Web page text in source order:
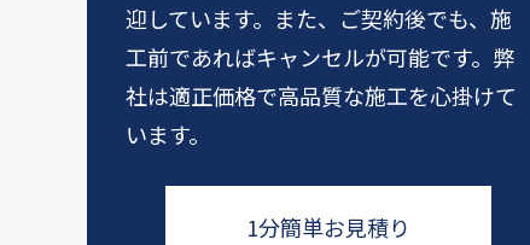
迎しています。また、ご契約後でも、施
工前であればキャンセルが可能です。弊
社は適正価格で高品質な施工を心掛けて
います。
1分簡単お見積り